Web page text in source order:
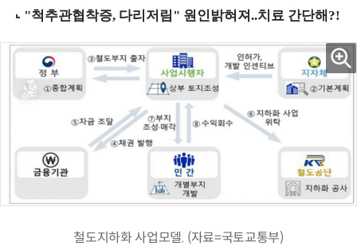
철도지하화 사업모델. (자료=국토교통부)